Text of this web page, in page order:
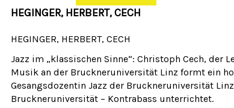
HEGINGER, HERBERT, CECH
HEGINGER, HERBERT, CECH
Jazz im „klassischen Sinne“: Christoph Cech,
Musik an der Bruckneruniversität Linz formt ein
Gesangsdozentin Jazz der Bruckneruniversität
Bruckneruniversität – Kontrabass unterrichtet.